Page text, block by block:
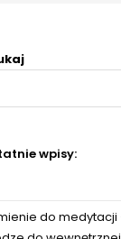
wpisy:
do